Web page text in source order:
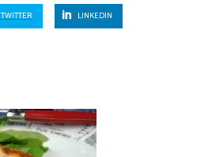
TWITTER LINKEDIN